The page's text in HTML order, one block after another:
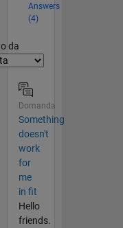
Answers
(4)
da
Domanda
Something
doesn't
work
for
me
in fit
Hello
friends.